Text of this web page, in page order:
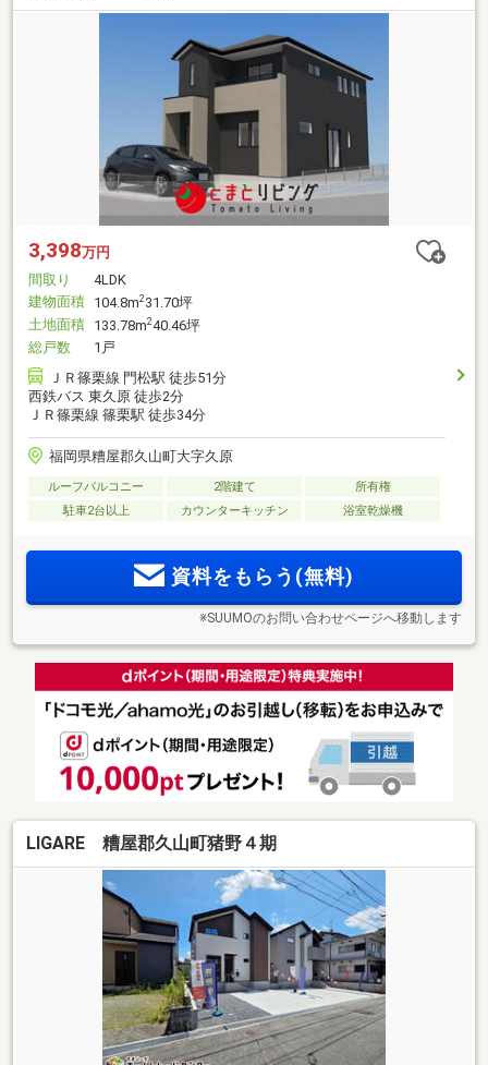
3,398万円
間取り
4LDK
建物面積 104.8m2 31.70坪
土地面積 133.78m240.46坪
総戸数
1戸
ＪＲ篠栗線 門松駅 徒歩51分
西鉄バス 東久原 徒歩2分
ＪＲ篠栗線 篠栗駅 徒歩34分
福岡県糟屋郡久山町大字久原
ルーフバルコニー 2階建て
所有権
駐車2台以上
カウンターキッチン 浴室乾燥機
資料をもらう(無料)
※SUUMOのお問い合わせページへ移動します
LIGARE 糟屋郡久山町猪野４期